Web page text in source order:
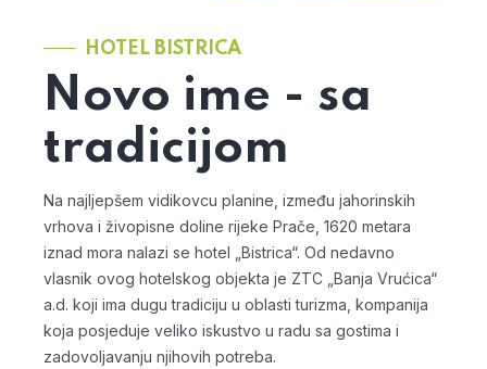
HOTEL BISTRICA
Novo ime - sa
tradicijom
Na najljepšem vidikovcu planine, između jahorinskih
vrhova i živopisne doline rijeke Prače, 1620 metara
iznad mora nalazi se hotel „Bistrica“. Od nedavno
vlasnik ovog hotelskog objekta je ZTC „Banja Vrućica“
a.d. koji ima dugu tradiciju u oblasti turizma, kompanija
koja posjeduje veliko iskustvo u radu sa gostima i
zadovoljavanju njihovih potreba.